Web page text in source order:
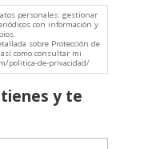
personales: gestionar
con información y
sobre Protección de
como consultar mi
politica-de-privacidad/
y te